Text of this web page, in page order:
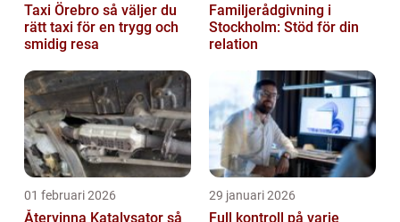
Taxi Örebro så väljer du
rätt taxi för en trygg och
smidig resa
Familjerådgivning i
Stockholm: Stöd för din
relation
01 februari 2026
Återvinna Katalysator så
29 januari 2026
Full kontroll på varje